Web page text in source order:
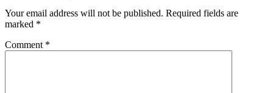
Your email address will not be published. Required fields are
marked *
Comment *